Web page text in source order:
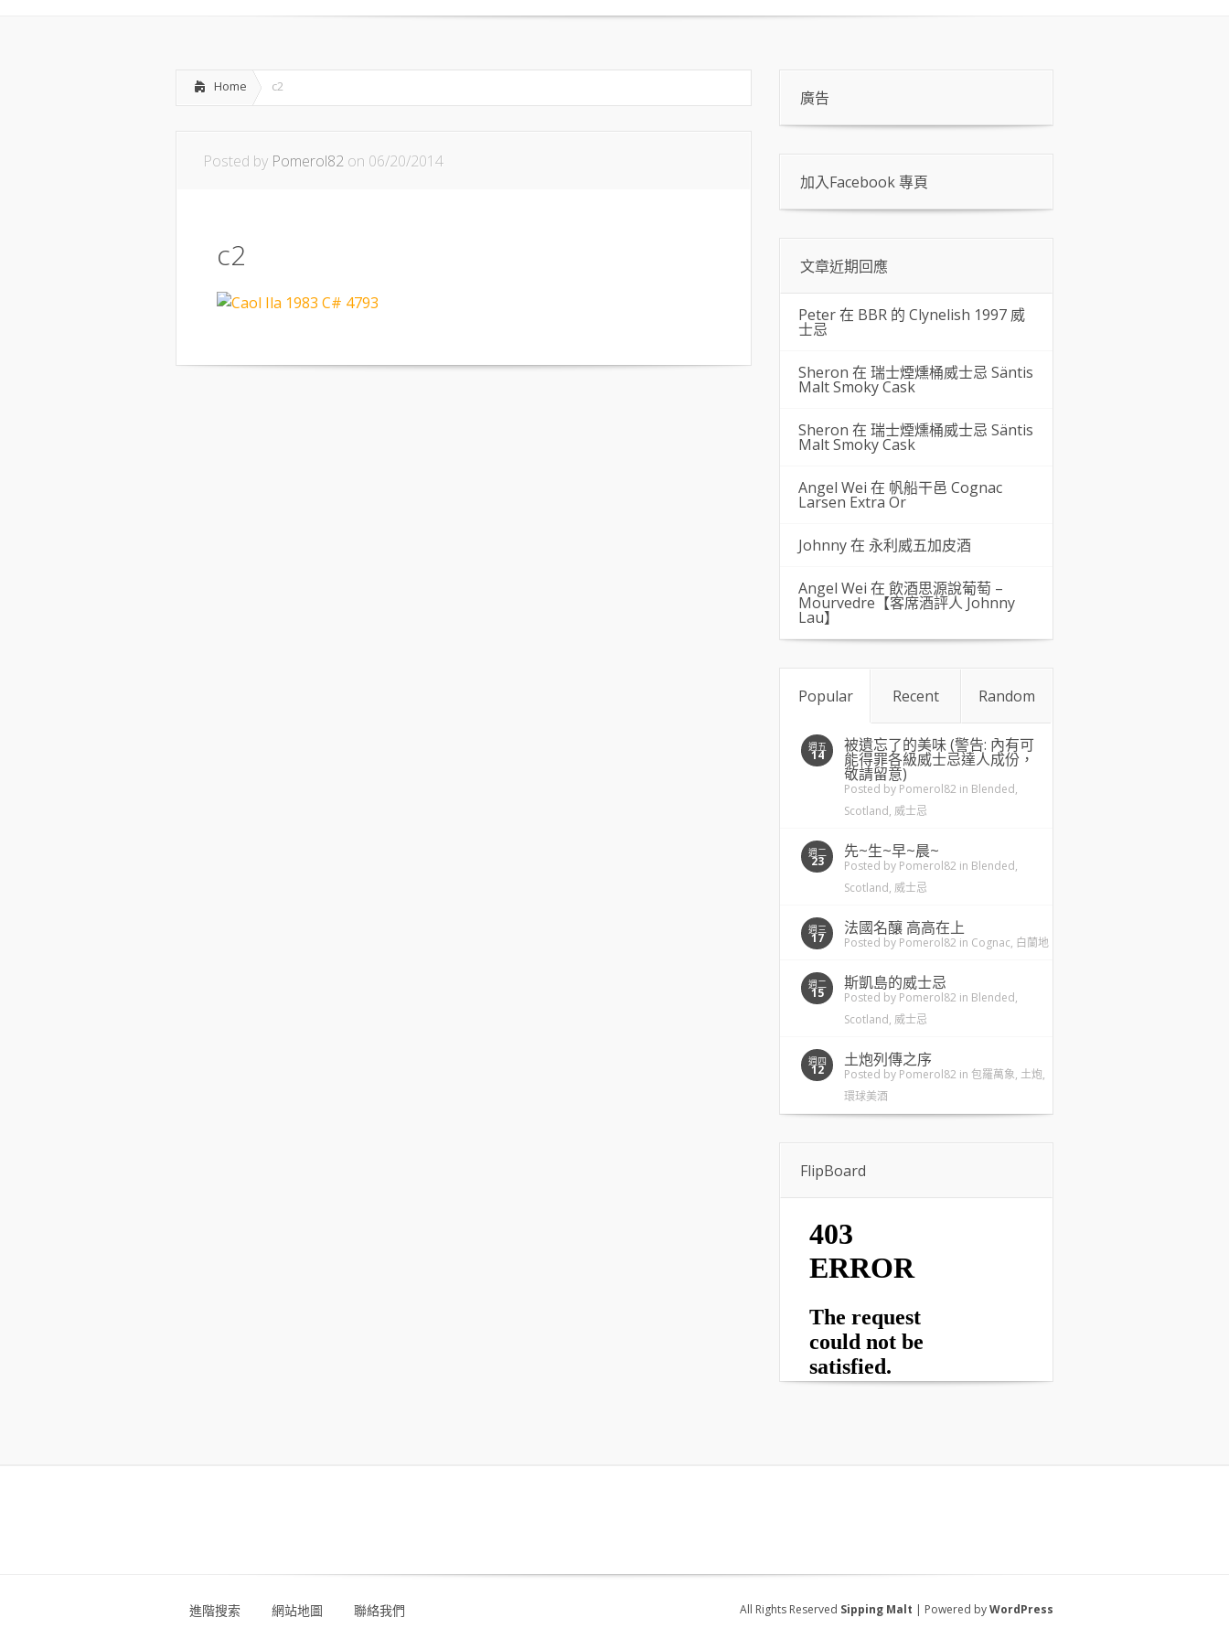
Home c2
Posted by Pomerol82 on 06/20/2014
c2
廣告
加入Facebook 專頁
文章近期回應
Peter 在 BBR 的 Clynelish 1997 威
士忌
Sheron 在 瑞士煙燻桶威士忌 Säntis
Malt Smoky Cask
Sheron 在 瑞士煙燻桶威士忌 Säntis
Malt Smoky Cask
Angel Wei 在 帆船干邑 Cognac
Larsen Extra Or
Johnny 在 永利威五加皮酒
Angel Wei 在 飲酒思源說葡萄 –
Mourvedre【客席酒評人 Johnny
Lau】
Popular Recent Random
週五
14
被遺忘了的美味 (警告: 內有可
能得罪各級威士忌達人成份，
敬請留意)
Posted by Pomerol82 in Blended,
Scotland, 威士忌
週二
23
先~生~早~晨~
Posted by Pomerol82 in Blended,
Scotland, 威士忌
週三
17
法國名釀 高高在上
Posted by Pomerol82 in Cognac, 白蘭地
週二
15
斯凱島的威士忌
Posted by Pomerol82 in Blended,
Scotland, 威士忌
週四
12
土炮列傳之序
Posted by Pomerol82 in 包羅萬象, 土炮,
環球美酒
FlipBoard
進階搜索 網站地圖 聯絡我們 All Rights Reserved Sipping Malt | Powered byWordPress